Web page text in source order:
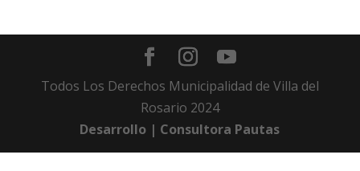
Todos Los Derechos Municipalidad de Villa del
Rosario 2024
Desarrollo | Consultora Pautas